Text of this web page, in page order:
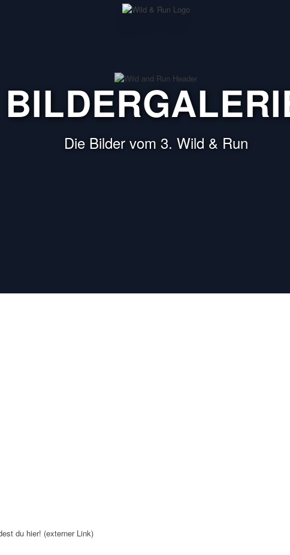
Die Bilder vom 3. Wild & Run
du hier! (externer Link)